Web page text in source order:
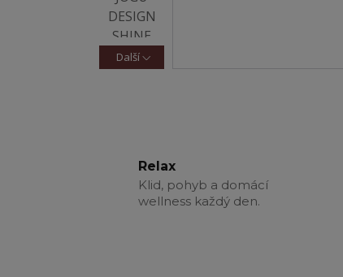
Další
Relax
Klid, pohyb a domácí
wellness každý den.